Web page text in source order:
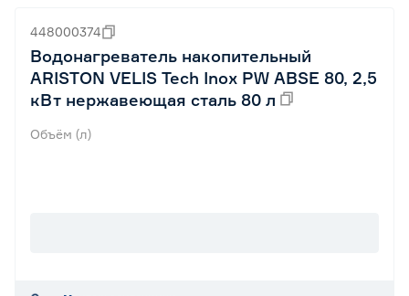
448000374
Водонагреватель накопительный
ARISTON VELIS Tech Inox PW ABSE 80, 2,5
кВт нержавеющая сталь 80 л
Объём (л)